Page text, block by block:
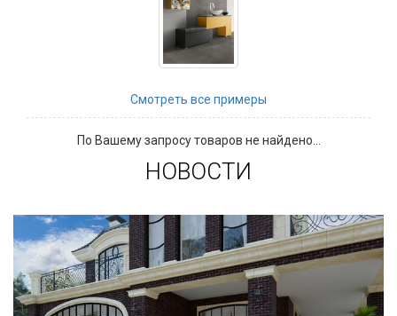
Смотреть все примеры
По Вашему запросу товаров не найдено...
НОВОСТИ
Сегодня «клинкером» называют все подряд...
и напольную плитку и ступени (фронтальные,
угловые) для облицовки крыльца, фасадную
плитку и другие материалы преимущественно